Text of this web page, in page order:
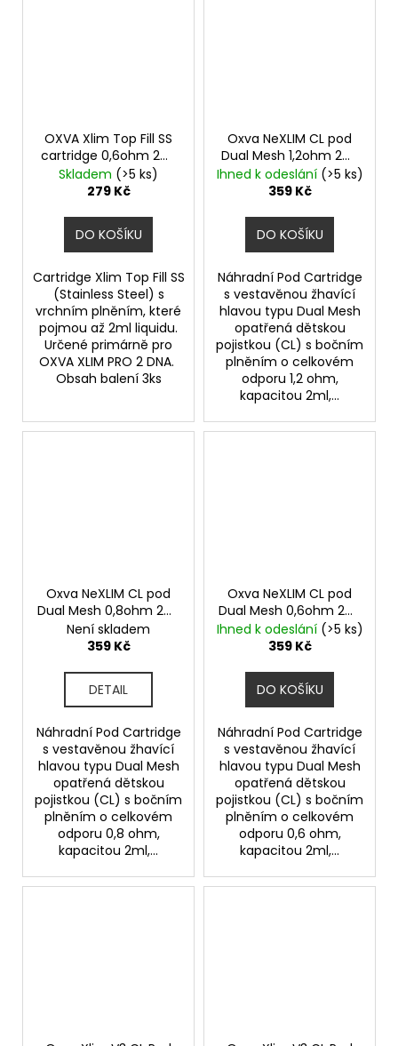
OXVA Xlim Top Fill SS
cartridge 0,6ohm 2ml
3Pack
Skladem (>5 ks)
279 Kč
DO KOŠÍKU
Cartridge Xlim Top Fill SS
(Stainless Steel) s
vrchním plněním, které
pojmou až 2ml liquidu.
Určené primárně pro
OXVA XLIM PRO 2 DNA.
Obsah balení 3ks
Oxva NeXLIM CL pod
Dual Mesh 1,2ohm 2ml
3ks
Ihned k odeslání (>5 ks)
359 Kč
DO KOŠÍKU
Náhradní Pod Cartridge
s vestavěnou žhavící
hlavou typu Dual Mesh
opatřená dětskou
pojistkou (CL) s bočním
plněním o celkovém
odporu 1,2 ohm,
kapacitou 2ml,...
Oxva NeXLIM CL pod
Dual Mesh 0,8ohm 2ml
3ks
Není skladem
359 Kč
DETAIL
Náhradní Pod Cartridge
s vestavěnou žhavící
hlavou typu Dual Mesh
opatřená dětskou
pojistkou (CL) s bočním
plněním o celkovém
odporu 0,8 ohm,
kapacitou 2ml,...
Oxva NeXLIM CL pod
Dual Mesh 0,6ohm 2ml
3ks
Ihned k odeslání (>5 ks)
359 Kč
DO KOŠÍKU
Náhradní Pod Cartridge
s vestavěnou žhavící
hlavou typu Dual Mesh
opatřená dětskou
pojistkou (CL) s bočním
plněním o celkovém
odporu 0,6 ohm,
kapacitou 2ml,...